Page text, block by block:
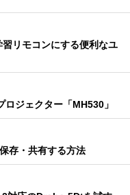
リモコンにする便利なユ
ジェクター「MH530」
存・共有する方法